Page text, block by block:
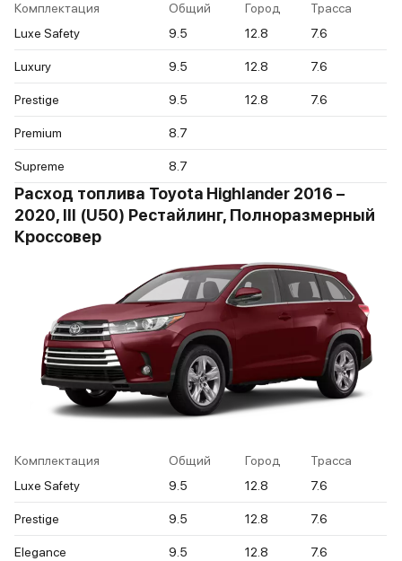
Комплектация Общий Город
Трасса
Luxe Safety
9.5 12.8 7.6
Luxury 9.5 12.8 7.6
Prestige 9.5 12.8 7.6
Premium 8.7
Supreme 8.7
Расход топлива Toyota Highlander 2016 –
2020, III (U50) Рестайлинг, Полноразмерный
Кроссовер
Комплектация Общий Город
Трасса
Luxe Safety
9.5 12.8 7.6
Prestige 9.5 12.8 7.6
Elegance 9.5 12.8 7.6